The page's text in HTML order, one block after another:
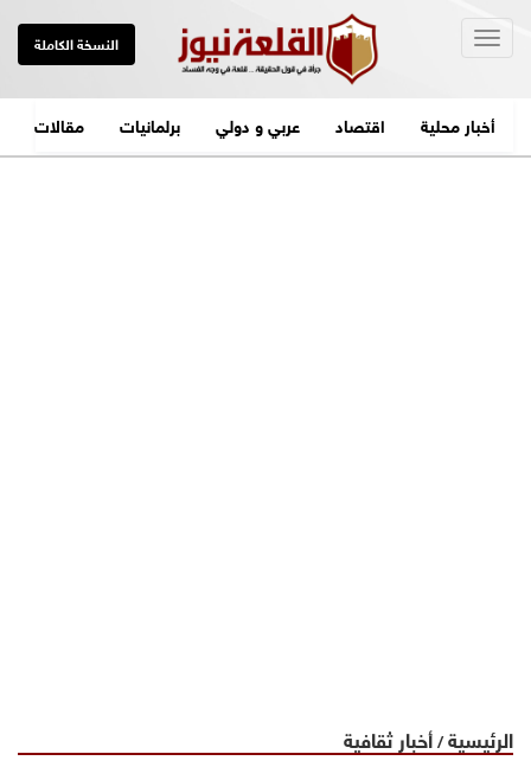
النسخة الكاملة
أخبار محلية اقتصاد عربي و دولي برلمانيات مقالات
الرئيسية/أخبار ثقافية